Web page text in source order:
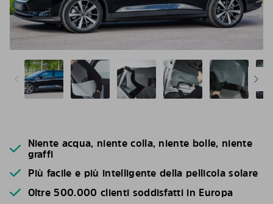
Niente acqua, niente colla, niente bolle, niente
graffi
Più facile e più intelligente della pellicola solare
Oltre 500.000 clienti soddisfatti in Europa